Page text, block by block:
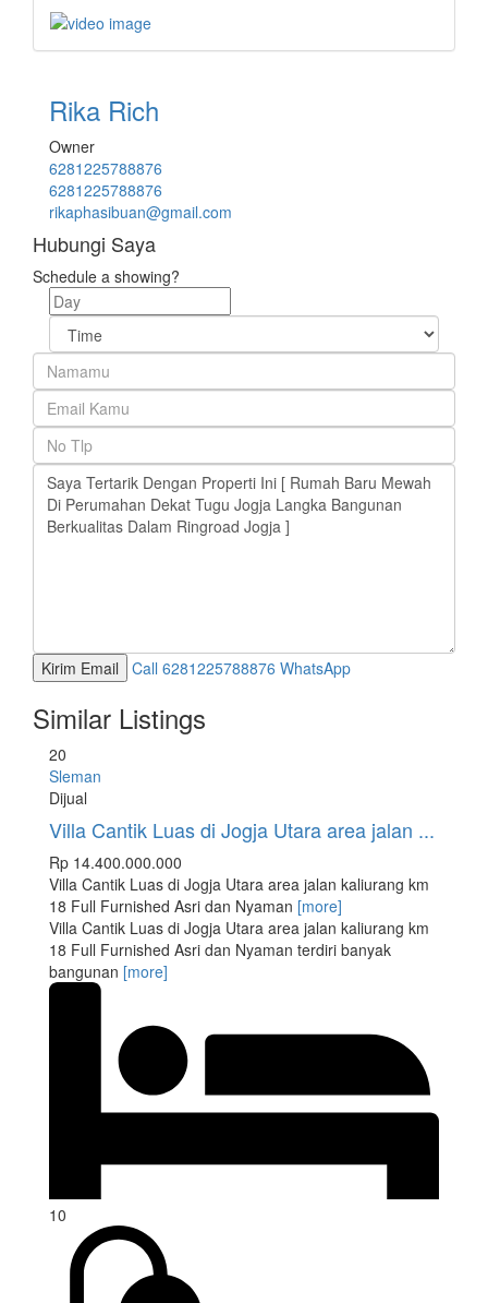
Rika Rich
Owner
6281225788876
6281225788876
rikaphasibuan@gmail.com
Hubungi Saya
Schedule a showing?
Call 6281225788876 WhatsApp
Similar Listings
20
Sleman
Dijual
Villa Cantik Luas di Jogja Utara area jalan ...
Rp 14.400.000.000
Villa Cantik Luas di Jogja Utara area jalan kaliurang km
18 Full Furnished Asri dan Nyaman [more]
Villa Cantik Luas di Jogja Utara area jalan kaliurang km
18 Full Furnished Asri dan Nyaman terdiri banyak
bangunan [more]
10